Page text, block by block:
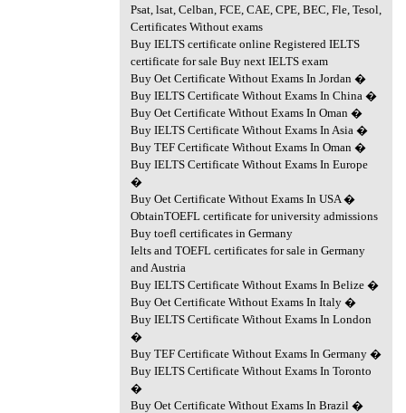
Psat, lsat, Celban, FCE, CAE, CPE, BEC, Fle, Tesol,
Certificates Without exams
Buy IELTS certificate online Registered IELTS
certificate for sale Buy next IELTS exam
Buy Oet Certificate Without Exams In Jordan �
Buy IELTS Certificate Without Exams In China �
Buy Oet Certificate Without Exams In Oman �
Buy IELTS Certificate Without Exams In Asia �
Buy TEF Certificate Without Exams In Oman �
Buy IELTS Certificate Without Exams In Europe
�
Buy Oet Certificate Without Exams In USA �
ObtainTOEFL certificate for university admissions
Buy toefl certificates in Germany
Ielts and TOEFL certificates for sale in Germany
and Austria
Buy IELTS Certificate Without Exams In Belize �
Buy Oet Certificate Without Exams In Italy �
Buy IELTS Certificate Without Exams In London
�
Buy TEF Certificate Without Exams In Germany �
Buy IELTS Certificate Without Exams In Toronto
�
Buy Oet Certificate Without Exams In Brazil �